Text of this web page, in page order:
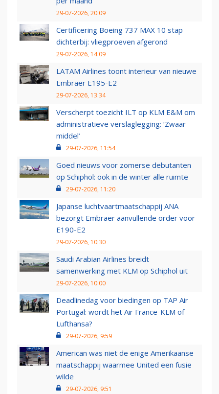
29-07-2026, 20:09
Certificering Boeing 737 MAX 10 stap
dichterbij: vliegproeven afgerond
29-07-2026, 14:09
LATAM Airlines toont interieur van nieuwe
Embraer E195-E2
29-07-2026, 13:34
Verscherpt toezicht ILT op KLM E&M om
administratieve verslaglegging: ‘Zwaar
middel’
29-07-2026, 11:54
Goed nieuws voor zomerse debutanten
op Schiphol: ook in de winter alle ruimte
29-07-2026, 11:20
Japanse luchtvaartmaatschappij ANA
bezorgt Embraer aanvullende order voor
E190-E2
29-07-2026, 10:30
Saudi Arabian Airlines breidt
samenwerking met KLM op Schiphol uit
29-07-2026, 10:00
Deadlinedag voor biedingen op TAP Air
Portugal: wordt het Air France-KLM of
Lufthansa?
29-07-2026, 9:59
American was niet de enige Amerikaanse
maatschappij waarmee United een fusie
wilde
29-07-2026, 9:51